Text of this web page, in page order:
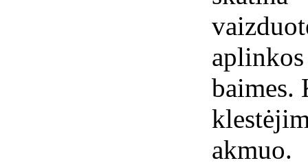
baimes.
akmuo.